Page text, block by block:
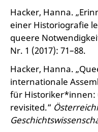
Hacker, Hanna.
einer Historiografie
queere
Nr. 1 (2017): 71–88.
Hacker, Hanna.
internationale
für Historiker*innen:
revisited.“